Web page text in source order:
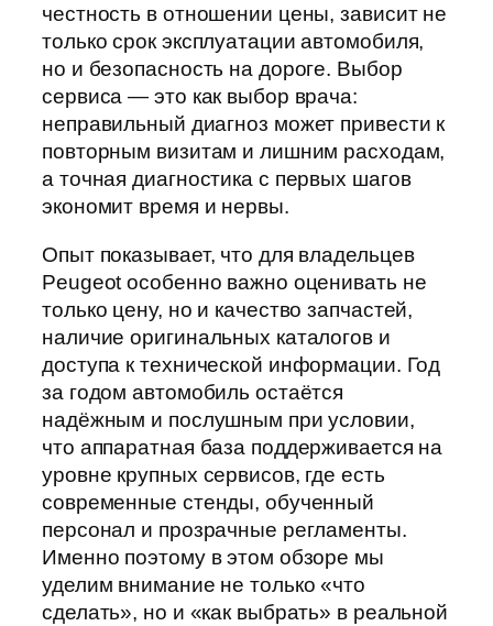
честность в отношении цены, зависит не
только срок эксплуатации автомобиля,
но и безопасность на дороге. Выбор
сервиса — это как выбор врача:
неправильный диагноз может привести к
повторным визитам и лишним расходам,
а точная диагностика с первых шагов
экономит время и нервы.
Опыт показывает, что для владельцев
Peugeot особенно важно оценивать не
только цену, но и качество запчастей,
наличие оригинальных каталогов и
доступа к технической информации. Год
за годом автомобиль остаётся
надёжным и послушным при условии,
что аппаратная база поддерживается на
уровне крупных сервисов, где есть
современные стенды, обученный
персонал и прозрачные регламенты.
Именно поэтому в этом обзоре мы
уделим внимание не только «что
сделать», но и «как выбрать» в реальной